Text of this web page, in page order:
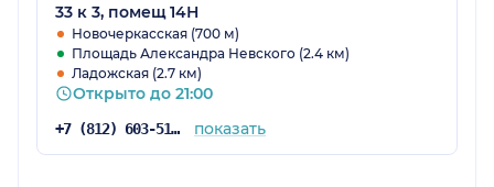
33 к 3, помещ 14Н
Новочеркасская (700 м)
Площадь Александра Невского (2.4 км)
Ладожская (2.7 км)
Открыто до 21:00
+7 (812) 603-51-60 показать